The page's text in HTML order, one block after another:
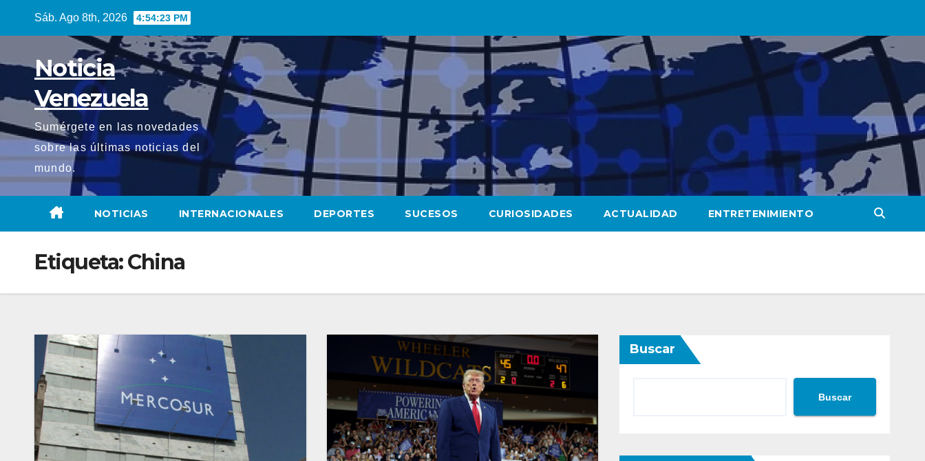
Sáb. Ago 8th, 2026 4:54:24 PM
Noticia
Venezuela
Sumérgete en las novedades
sobre las últimas noticias del
mundo.
NOTICIAS INTERNACIONALES DEPORTES SUCESOS CURIOSIDADES ACTUALIDAD ENTRETENIMIENTO
Etiqueta:China
Buscar
Buscar